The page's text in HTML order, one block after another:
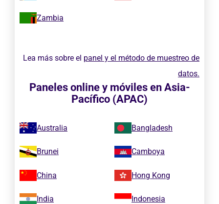
Zambia
Lea más sobre el panel y el método de muestreo de
datos.
Paneles online y móviles en Asia-
Pacífico (APAC)
Australia Bangladesh
Brunei Camboya
China Hong Kong
India Indonesia